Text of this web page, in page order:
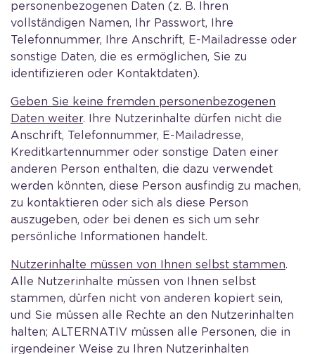
personenbezogenen Daten (z. B. Ihren
vollständigen Namen, Ihr Passwort, Ihre
Telefonnummer, Ihre Anschrift, E-Mailadresse oder
sonstige Daten, die es ermöglichen, Sie zu
identifizieren oder Kontaktdaten).
Geben Sie keine fremden personenbezogenen
Daten weiter. Ihre Nutzerinhalte dürfen nicht die
Anschrift, Telefonnummer, E-Mailadresse,
Kreditkartennummer oder sonstige Daten einer
anderen Person enthalten, die dazu verwendet
werden könnten, diese Person ausfindig zu machen,
zu kontaktieren oder sich als diese Person
auszugeben, oder bei denen es sich um sehr
persönliche Informationen handelt.
Nutzerinhalte müssen von Ihnen selbst stammen.
Alle Nutzerinhalte müssen von Ihnen selbst
stammen, dürfen nicht von anderen kopiert sein,
und Sie müssen alle Rechte an den Nutzerinhalten
halten; ALTERNATIV müssen alle Personen, die in
irgendeiner Weise zu Ihren Nutzerinhalten